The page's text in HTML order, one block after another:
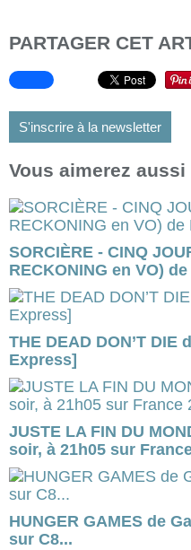
PARTAGER CET
S'inscrire à la newsletter
Vous aimerez aussi
SORCIÈRE - CINQ
RECKONING en VO)
THE DEAD DON’T
Express]
JUSTE LA FIN DU
soir, à 21h05 sur
HUNGER GAMES de
sur C8...